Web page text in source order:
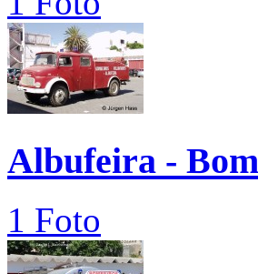
Albufeira -
1 Foto